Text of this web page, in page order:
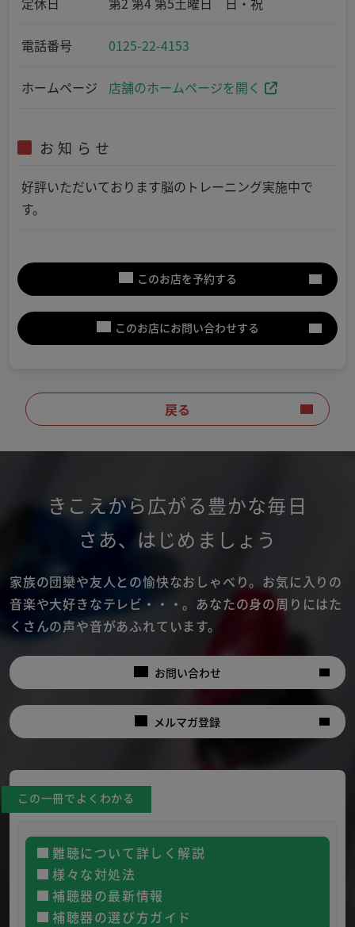
電話番号 0125-22-4153
ホームページ 店舗のホームページを開く
お知らせ
好評いただいております脳のトレーニング実施中で
す。
このお店を予約する
このお店にお問い合わせする
戻る
きこえから広がる豊かな毎日
さあ、 はじめましょう
家族の団欒や友人との愉快なおしゃべり。 お気に入りの
音楽や大好きなテレビ・・・。 あなたの身の周りにはた
くさんの声や音があふれています。
お問い合わせ
メルマガ登録
この一冊でよくわかる
難聴について詳しく解説
様々な対処法
補聴器の最新情報
補聴器の選び方ガイド